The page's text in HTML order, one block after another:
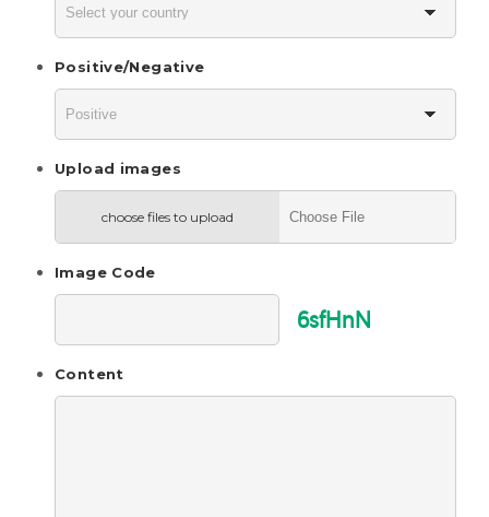
Positive/Negative
Upload images
choose files to upload
Image Code
6sfHnN
Content